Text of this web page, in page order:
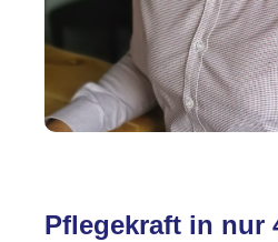
Pflegekraft in nur